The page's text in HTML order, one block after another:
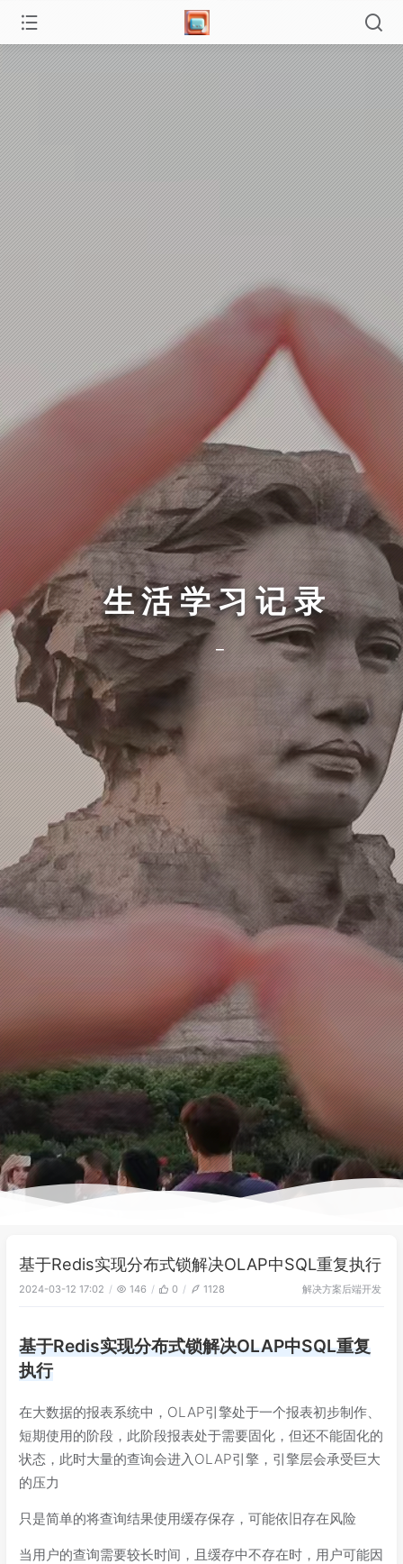
生活学习记录
基于Redis实现分布式锁解决OLAP中SQL重复执行​
2024-03-12 17:02 146 0 1128 解决方案 后端开发
基于Redis实现分布式锁解决OLAP中SQL重复
执行​
在大数据的报表系统中，OLAP引擎处于一个报表初步制作、
短期使用的阶段，此阶段报表处于需要固化，但还不能固化的
状态，此时大量的查询会进入OLAP引擎，引擎层会承受巨大
的压力
只是简单的将查询结果使用缓存保存，可能依旧存在风险
当用户的查询需要较长时间，且缓存中不存在时，用户可能因